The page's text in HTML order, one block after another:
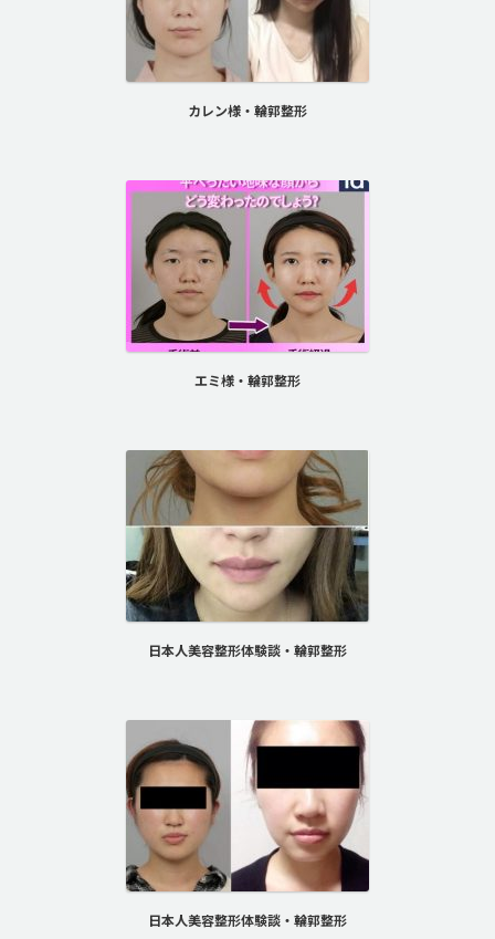
カレン様・輪郭整形
エミ様・輪郭整形
日本人美容整形体験談・輪郭整形
日本人美容整形体験談・輪郭整形